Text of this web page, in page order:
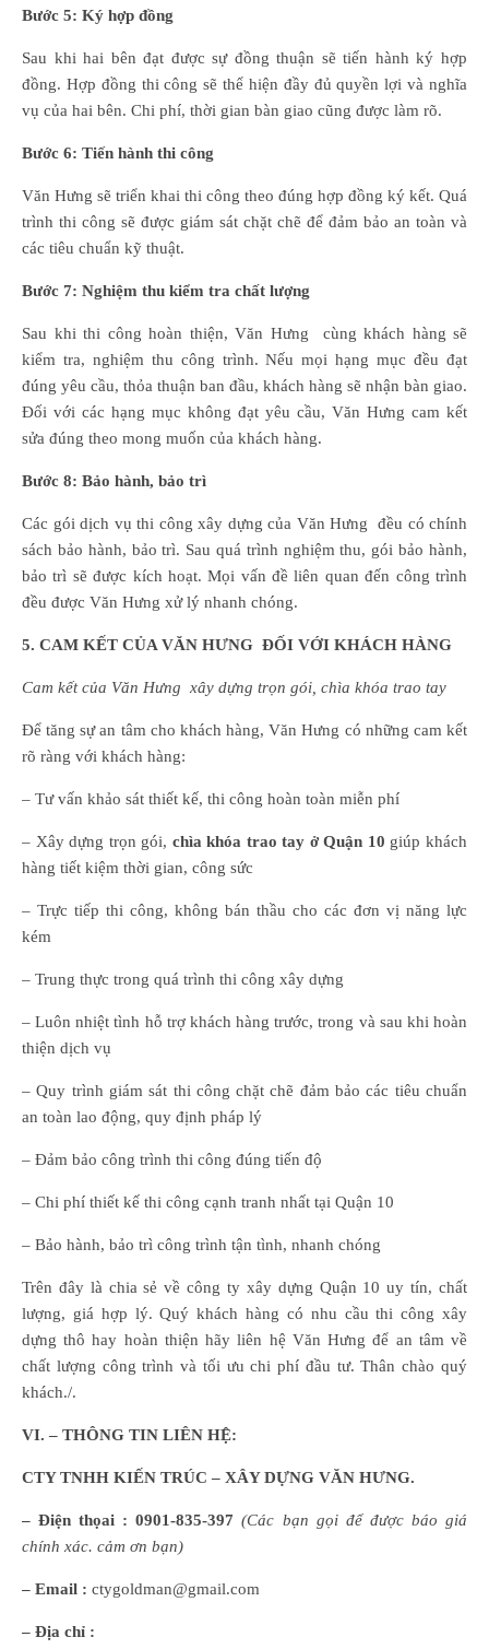
Bước 5: Ký hợp đồng
Sau khi hai bên đạt được sự đồng thuận sẽ tiến hành ký hợp
đồng. Hợp đồng thi công sẽ thể hiện đầy đủ quyền lợi và nghĩa
vụ của hai bên. Chi phí, thời gian bàn giao cũng được làm rõ.
Bước 6: Tiến hành thi công
Văn Hưng sẽ triển khai thi công theo đúng hợp đồng ký kết. Quá
trình thi công sẽ được giám sát chặt chẽ để đảm bảo an toàn và
các tiêu chuẩn kỹ thuật.
Bước 7: Nghiệm thu kiểm tra chất lượng
Sau khi thi công hoàn thiện, Văn Hưng cùng khách hàng sẽ
kiểm tra, nghiệm thu công trình. Nếu mọi hạng mục đều đạt
đúng yêu cầu, thỏa thuận ban đầu, khách hàng sẽ nhận bàn giao.
Đối với các hạng mục không đạt yêu cầu, Văn Hưng cam kết
sửa đúng theo mong muốn của khách hàng.
Bước 8: Bảo hành, bảo trì
Các gói dịch vụ thi công xây dựng của Văn Hưng đều có chính
sách bảo hành, bảo trì. Sau quá trình nghiệm thu, gói bảo hành,
bảo trì sẽ được kích hoạt. Mọi vấn đề liên quan đến công trình
đều được Văn Hưng xử lý nhanh chóng.
5. CAM KẾT CỦA VĂN HƯNG ĐỐI VỚI KHÁCH HÀNG
Cam kết của Văn Hưng xây dựng trọn gói, chìa khóa trao tay
Để tăng sự an tâm cho khách hàng, Văn Hưng có những cam kết
rõ ràng với khách hàng:
– Tư vấn khảo sát thiết kế, thi công hoàn toàn miễn phí
– Xây dựng trọn gói, chìa khóa trao tay ở Quận 10 giúp khách
hàng tiết kiệm thời gian, công sức
– Trực tiếp thi công, không bán thầu cho các đơn vị năng lực
kém
– Trung thực trong quá trình thi công xây dựng
– Luôn nhiệt tình hỗ trợ khách hàng trước, trong và sau khi hoàn
thiện dịch vụ
– Quy trình giám sát thi công chặt chẽ đảm bảo các tiêu chuẩn
an toàn lao động, quy định pháp lý
– Đảm bảo công trình thi công đúng tiến độ
– Chi phí thiết kế thi công cạnh tranh nhất tại Quận 10
– Bảo hành, bảo trì công trình tận tình, nhanh chóng
Trên đây là chia sẻ về công ty xây dựng Quận 10 uy tín, chất
lượng, giá hợp lý. Quý khách hàng có nhu cầu thi công xây
dựng thô hay hoàn thiện hãy liên hệ Văn Hưng để an tâm về
chất lượng công trình và tối ưu chi phí đầu tư. Thân chào quý
khách./.
VI. – THÔNG TIN LIÊN HỆ:
CTY TNHH KIẾN TRÚC – XÂY DỰNG VĂN HƯNG.
– Điện thọai : 0901-835-397 (Các bạn gọi để được báo giá
chính xác. cảm ơn bạn)
– Email : ctygoldman@gmail.com
– Địa chỉ :